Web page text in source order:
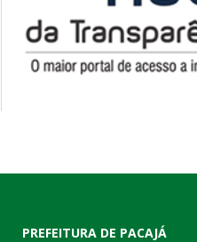
PREFEITURA DE PACAJÁ